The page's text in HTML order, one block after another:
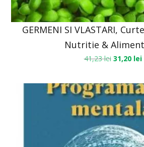
GERMENI SI VLASTARI,
Nutritie &
41,23lei 31,20 lei